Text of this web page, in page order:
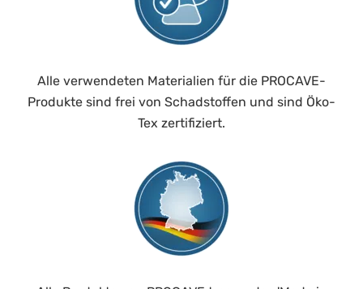
Alle verwendeten Materialien für die PROCAVE-
Produkte sind frei von Schadstoffen und sind Öko-
Tex zertifiziert.